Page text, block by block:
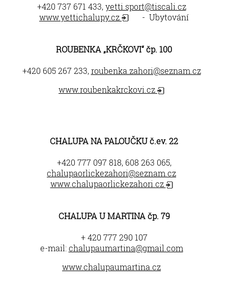
+420 737 671 433,yetti.sport@tiscali.cz
www.yettichalupy.cz
- Ubytování
ROUBENKA „KRČKOVI“ čp. 100
+420 605 267 233,roubenka.zahori@seznam.cz
www.roubenkakrckovi.cz
CHALUPA NA PALOUČKU č.ev. 22
+420 777 097 818, 608 263 065,
chalupaorlickezahori@seznam.cz
www.chalupaorlickezahori.cz
CHALUPA U MARTINA čp. 79
+ 420 777 290 107
e-mail: chalupaumartina@gmail.com
www.chalupaumartina.cz